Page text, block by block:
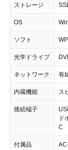
ストレージ
OS
ソフト
光学ドライブ
ネットワーク 有
内蔵機能 ス
接続端子
ド
C
付属品 AC